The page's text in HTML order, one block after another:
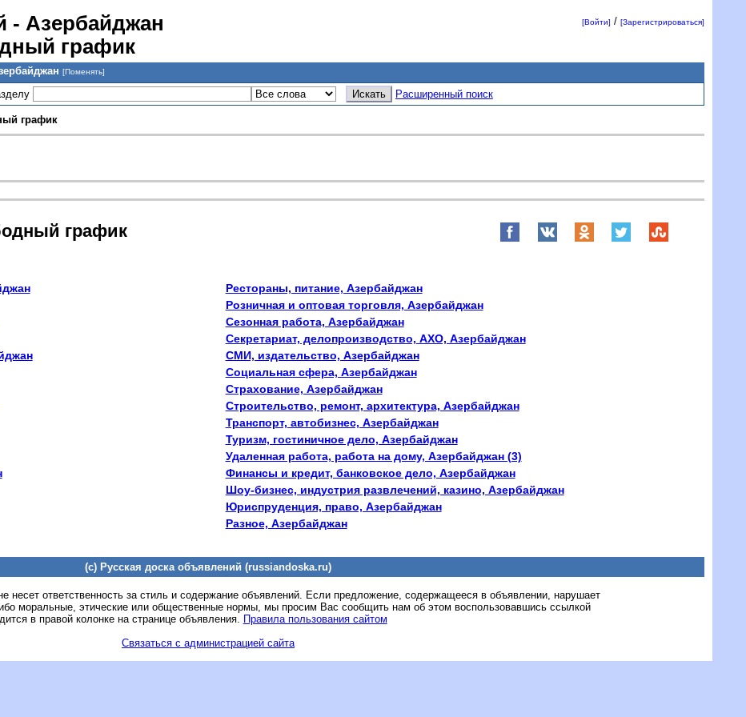
- Азербайджан
график
[Войти] /[Зарегистрироваться]
[Поменять]
Расширенный поиск
график
график
Рестораны, питание, Азербайджан
Розничная и оптовая торговля, Азербайджан
Сезонная работа, Азербайджан
Секретариат, делопроизводство, АХО, Азербайджан
СМИ, издательство, Азербайджан
Социальная сфера, Азербайджан
Страхование, Азербайджан
Строительство, ремонт, архитектура, Азербайджан
Транспорт, автобизнес, Азербайджан
Туризм, гостиничное дело, Азербайджан
Удаленная работа, работа на дому, Азербайджан (3)
Финансы и кредит, банковское дело, Азербайджан
Шоу-бизнес, индустрия развлечений, казино, Азербайджан
Юриспруденция, право, Азербайджан
Разное, Азербайджан
(c) Русская доска объявлений (russiandoska.ru)
несет ответственность за стиль и содержание объявлений. Если предложение, содержащееся в объявлении, нарушает
моральные, этические или общественные нормы, мы просим Вас сообщить нам об этом воспользовавшись ссылкой
в правой колонке на странице объявления. Правила пользования сайтом
Связаться с администрацией сайта